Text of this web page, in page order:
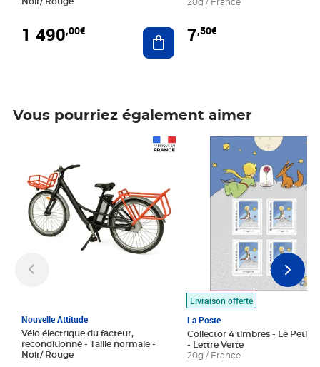
1 490,00€ Ajouter au panier
20g / France
7,50€
Vous pourriez également aimer
Nouvelle Attitude
Vélo électrique du facteur,
reconditionné - Taille normale -
Noir/ Rouge
Livraison offerte
La Poste
Collector 4 timbres - Le Petit
- Lettre Verte
20g / France
Prix 7,50€